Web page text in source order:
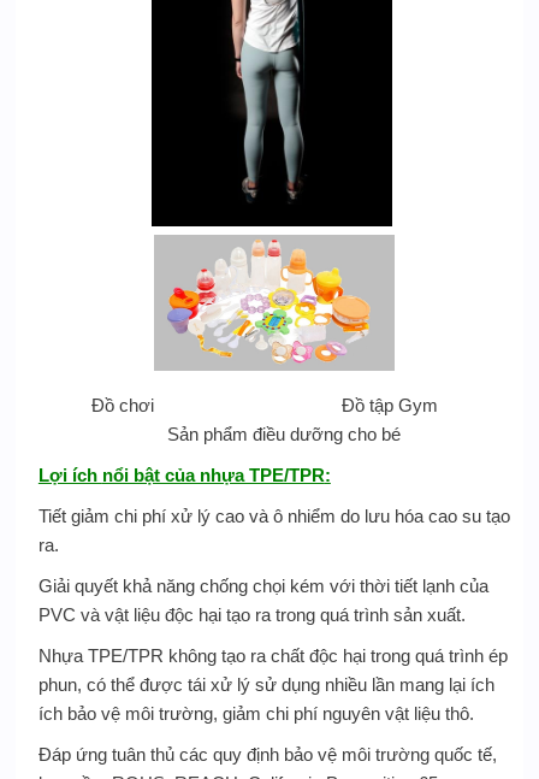
Đồ chơi Đồ tập Gym
Sản phẩm điều dưỡng cho bé
Lợi ích nổi bật của nhựa TPE/TPR:
Tiết giảm chi phí xử lý cao và ô nhiểm do lưu hóa cao su tạo
ra.
Giải quyết khả năng chống chọi kém với thời tiết lạnh của
PVC và vật liệu độc hại tạo ra trong quá trình sản xuất.
Nhựa TPE/TPR không tạo ra chất độc hại trong quá trình ép
phun, có thể được tái xử lý sử dụng nhiều lần mang lại ích
ích bảo vệ môi trường, giảm chi phí nguyên vật liệu thô.
Đáp ứng tuân thủ các quy định bảo vệ môi trường quốc tế,